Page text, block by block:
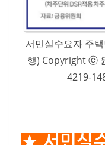
서민실수요자 주
행) Copyright ⓒ
4219-